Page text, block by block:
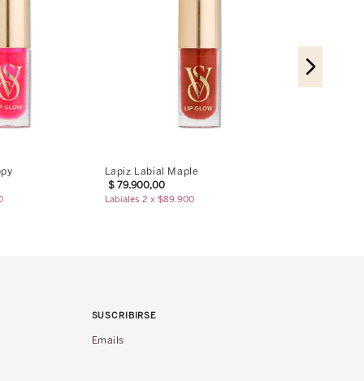
Lapiz Labial Maple
$ 79.900,00
Labiales 2 x $89.900
SUSCRIBIRSE
Emails